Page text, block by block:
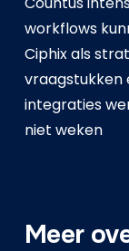
workflows
Ciphix als
vraagstukken
integraties
niet weken
Meer